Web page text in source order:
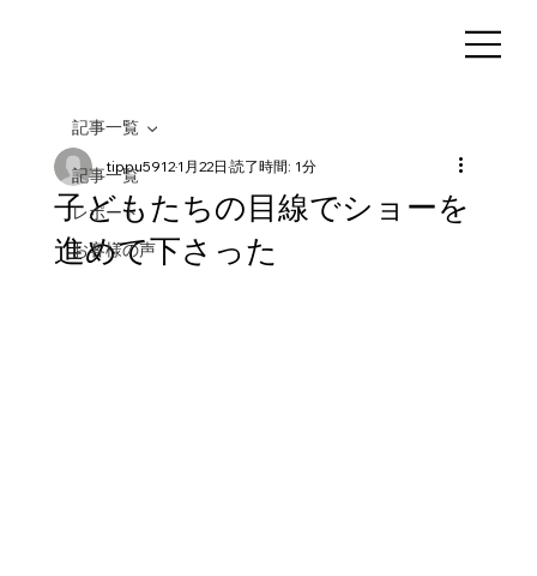
記事一覧
レポート
お客様の声
記事一覧
子どもたちの目線でショーを
進めて下さった
tippu59121月22日 読了時間: 1分